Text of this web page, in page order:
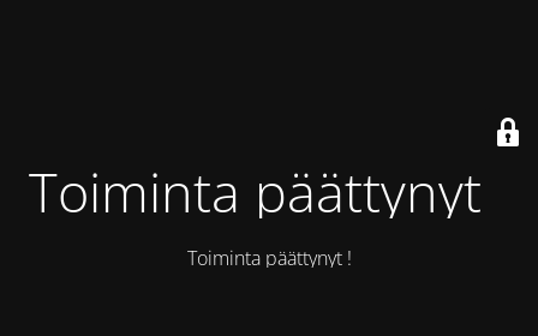
Toiminta päättynyt !
Toiminta päättynyt !